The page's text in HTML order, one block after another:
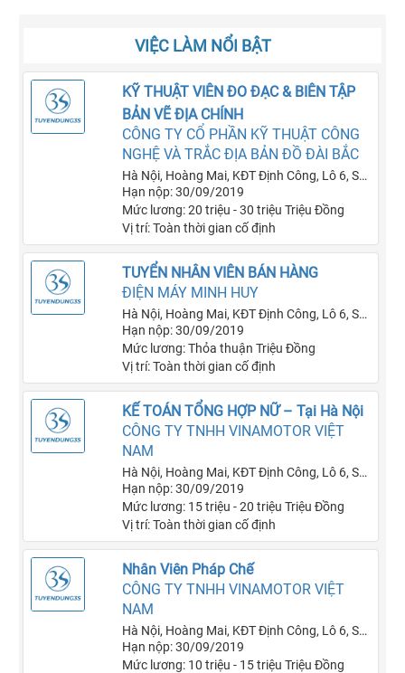
danh sách các câu hỏi mà nhà tuyển dụng thường
phỏng vấn qua điện thoại.VIỆC LÀM NỔI BẬT
KỸ THUẬT VIÊN ĐO ĐẠC & BIÊN TẬP
BẢN VẼ ĐỊA CHÍNH
CÔNG TY CỔ PHẦN KỸ THUẬT CÔNG
NGHỆ VÀ TRẮC ĐỊA BẢN ĐỒ ĐÀI BẮC
Hà Nội, Hoàng Mai, KĐT Định Công, Lô 6, Số
nhà 50B
Hạn nộp: 30/09/2019
Mức lương: 20 triệu - 30 triệu Triệu Đồng
Vị trí: Toàn thời gian cố định
TUYỂN NHÂN VIÊN BÁN HÀNG
ĐIỆN MÁY MINH HUY
Hà Nội, Hoàng Mai, KĐT Định Công, Lô 6, Số
nhà 50B
Hạn nộp: 30/09/2019
Mức lương: Thỏa thuận Triệu Đồng
Vị trí: Toàn thời gian cố định
KẾ TOÁN TỔNG HỢP NỮ – Tại Hà Nội
CÔNG TY TNHH VINAMOTOR VIỆT
NAM
Hà Nội, Hoàng Mai, KĐT Định Công, Lô 6, Số
nhà 50B
Hạn nộp: 30/09/2019
Mức lương: 15 triệu - 20 triệu Triệu Đồng
Vị trí: Toàn thời gian cố định
Nhân Viên Pháp Chế
CÔNG TY TNHH VINAMOTOR VIỆT
NAM
Hà Nội, Hoàng Mai, KĐT Định Công, Lô 6, Số
nhà 50B
Hạn nộp: 30/09/2019
Mức lương: 10 triệu - 15 triệu Triệu Đồng